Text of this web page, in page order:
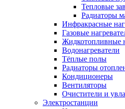
Тепловые
Радиаторы
Инфракрасные
Газовые
Жидкотопливные
Водонагреватели
Тёплые полы
Радиаторы
Кондиционеры
Вентиляторы
Очистители и
Электростанции